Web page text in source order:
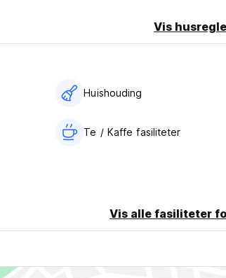
from original language)
Vis
Huishouding
Te / Kaffe fasiliteter
Vis alle fasiliteter